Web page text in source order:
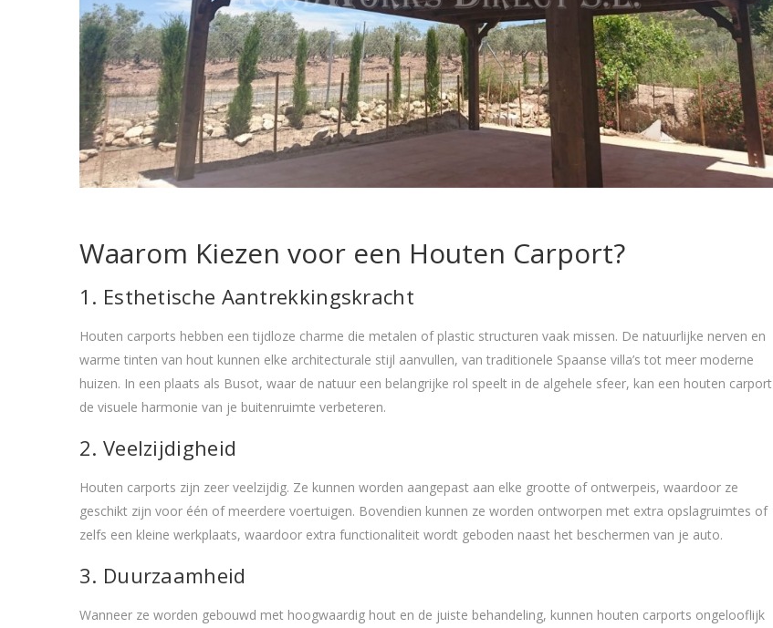
Waarom Kiezen voor een Houten Carport?
1. Esthetische Aantrekkingskracht
Houten carports hebben een tijdloze charme die metalen of plastic structuren vaak missen. De natuurlijke nerven en
warme tinten van hout kunnen elke architecturale stijl aanvullen, van traditionele Spaanse villa’s tot meer moderne
huizen. In een plaats als Busot, waar de natuur een belangrijke rol speelt in de algehele sfeer, kan een houten carport
de visuele harmonie van je buitenruimte verbeteren.
2. Veelzijdigheid
Houten carports zijn zeer veelzijdig. Ze kunnen worden aangepast aan elke grootte of ontwerpeis, waardoor ze
geschikt zijn voor één of meerdere voertuigen. Bovendien kunnen ze worden ontworpen met extra opslagruimtes of
zelfs een kleine werkplaats, waardoor extra functionaliteit wordt geboden naast het beschermen van je auto.
3. Duurzaamheid
Wanneer ze worden gebouwd met hoogwaardig hout en de juiste behandeling, kunnen houten carports ongelooflijk